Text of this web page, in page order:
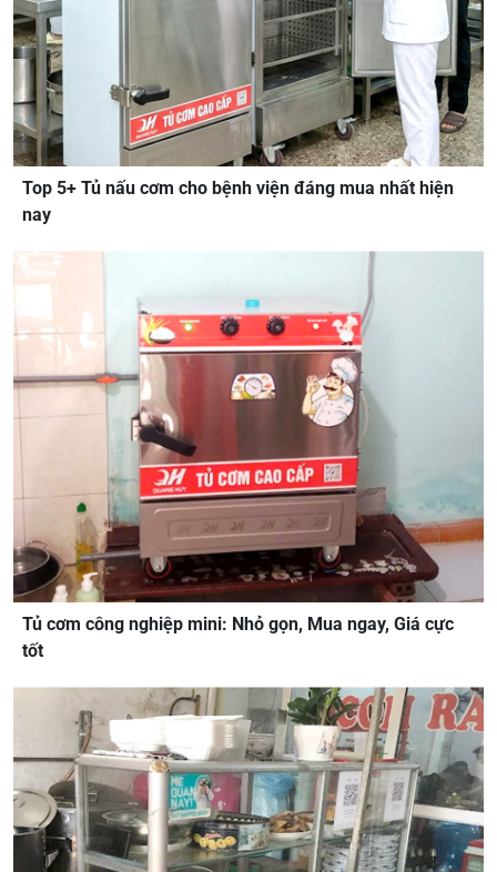
Top 5+ Tủ nấu cơm cho bệnh viện đáng mua nhất hiện
nay
Tủ cơm công nghiệp mini: Nhỏ gọn, Mua ngay, Giá cực
tốt